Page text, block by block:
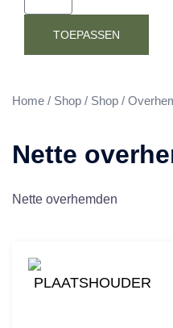
Home / Shop / Shop /
Nette
Nette overhemden
TOEPASSEN